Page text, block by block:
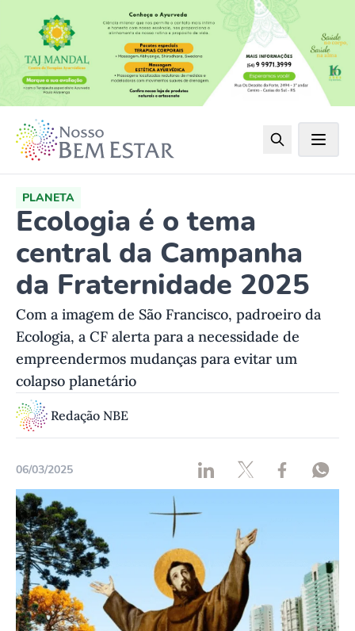
PLANETA
Ecologia é o tema
central da Campanha
da Fraternidade 2025
Com a imagem de São Francisco, padroeiro da
Ecologia, a CF alerta para a necessidade de
empreendermos mudanças para evitar um
colapso planetário
Redação NBE
06/03/2025